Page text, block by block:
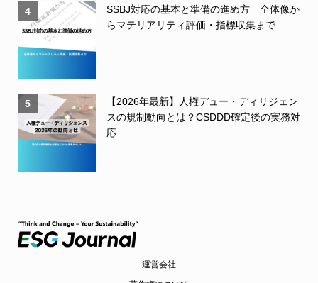
4
SSBJ対応の基本と準備の進め方 全体像か
らマテリアリティ評価・指標収集まで
5
【2026年最新】人権デュー・ディリジェン
スの規制動向とは？CSDDD確定後の実務対
応
運営会社